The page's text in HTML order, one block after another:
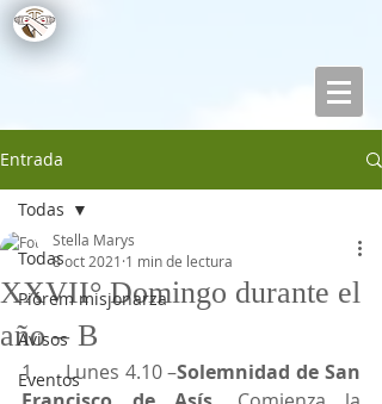
Entrada
Todas
Piórem misjonarza
Avisos
Eventos
Todas
XXVII° Domingo durante el
año – B
Stella Marys
8 oct 2021 1 min de lectura
1.     Lunes 4.10 –Solemnidad de San